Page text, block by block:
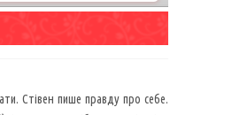
Стівен пише правду про себе.